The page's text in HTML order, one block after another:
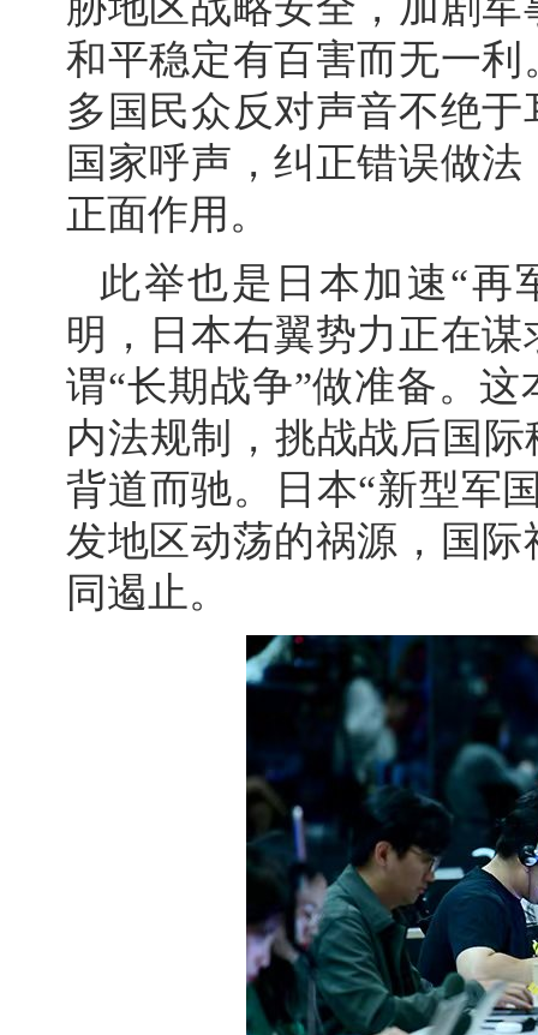
和平稳定有百害而无一
多国民众反对声音不绝
国家呼声，纠正错误做
正面作用。
此举也是日本加速“再
明，日本右翼势力正在
谓“长期战争”做准备。
内法规制，挑战战后国
背道而驰。日本“新型军
发地区动荡的祸源，国
同遏止。